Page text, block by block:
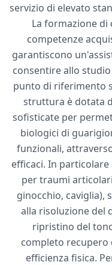
servizio di elevato
La formazione di
competenze
garantiscono
consentire allo
punto di riferimento
struttura è dotata
sofisticate per
biologici di
funzionali,
efficaci. In
per traumi
ginocchio, caviglia),
alla risoluzione del
ripristino del
completo recupero
efficienza fisica.